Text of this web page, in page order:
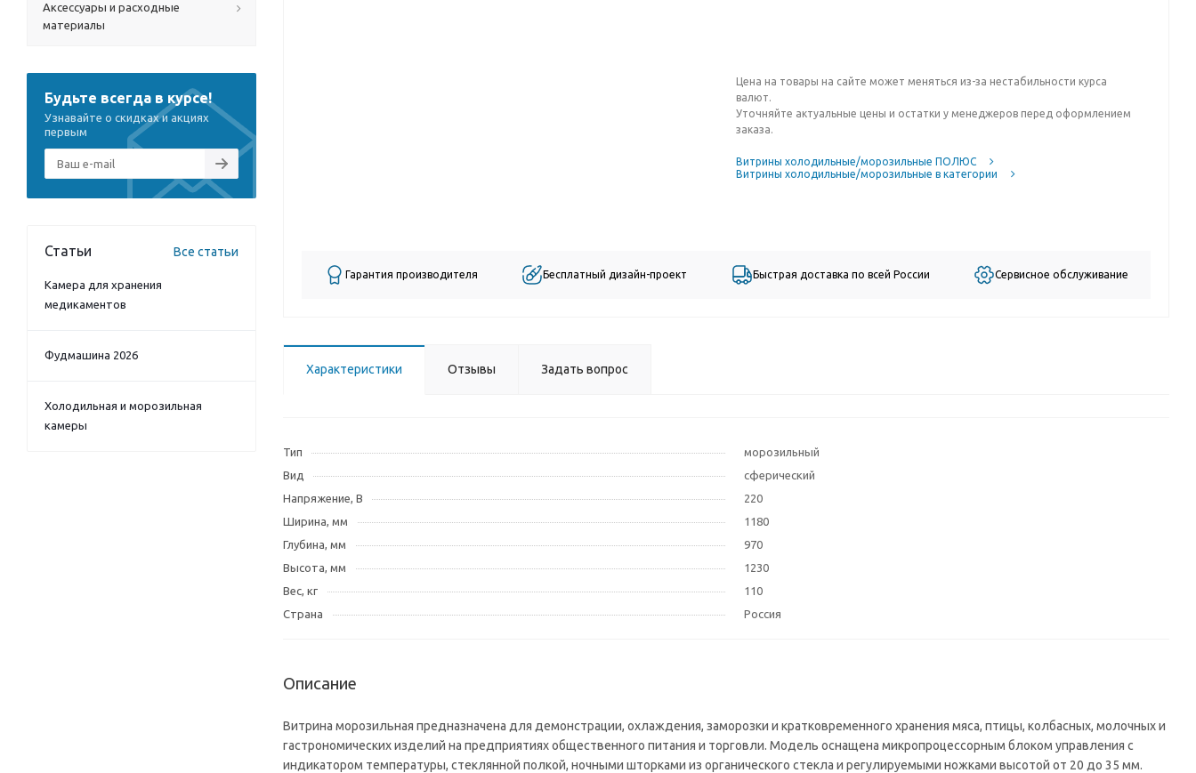
Цена на товары на сайте может меняться из-за нестабильности курса
валют.
Уточняйте актуальные цены и остатки у менеджеров перед оформлением
заказа.
Витрины холодильные/морозильные ПОЛЮС
Витрины холодильные/морозильные в категории
Гарантия производителя Бесплатный дизайн-проект Быстрая доставка по всей России Сервисное обслуживание
Характеристики Отзывы Задать вопрос
Тип
морозильный
Вид
сферический
Напряжение, В
220
Ширина, мм
1180
Глубина, мм
970
Высота, мм
1230
Вес, кг
110
Страна
Россия
Описание
Витрина морозильная предназначена для демонстрации, охлаждения, заморозки и кратковременного хранения мяса, птицы, колбасных, молочных и
гастрономических изделий на предприятиях общественного питания и торговли. Модель оснащена микропроцессорным блоком управления с
индикатором температуры, стеклянной полкой, ночными шторками из органического стекла и регулируемыми ножками высотой от 20 до 35 мм.
Аксессуары и расходные
материалы
Будьте всегда в курсе!
Узнавайте о скидках и акциях
первым
Статьи Все статьи
Камера для хранения
медикаментов
Фудмашина 2026
Холодильная и морозильная
камеры